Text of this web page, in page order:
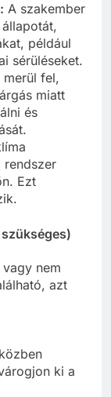
A szakember
például
sérüléseket.
merül fel,
miatt
és
rendszer
Ezt
nem
azt
ki a